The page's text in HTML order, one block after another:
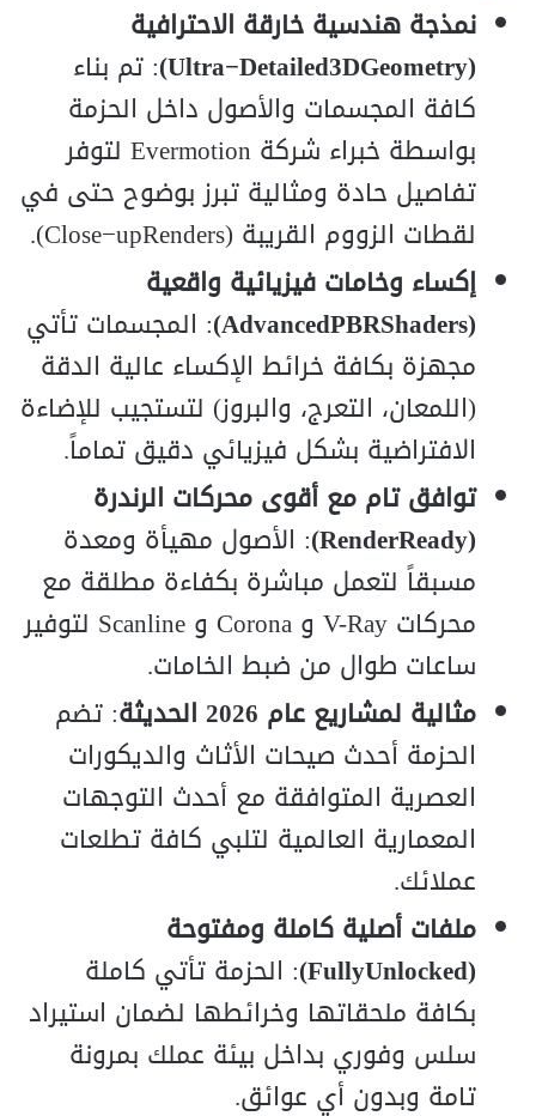
نمذجة هندسية خارقة الاحترافية
(Ultra−Detailed3DGeometry)
: تم بناء
كافة المجسمات والأصول داخل الحزمة
بواسطة خبراء شركة Evermotion لتوفر
تفاصيل حادة ومثالية تبرز بوضوح حتى في
لقطات الزووم القريبة (Close−upRenders).
إكساء وخامات فيزيائية واقعية
(AdvancedPBRShaders)
: المجسمات تأتي
مجهزة بكافة خرائط الإكساء عالية الدقة
(اللمعان، التعرج، والبروز) لتستجيب للإضاءة
الافتراضية بشكل فيزيائي دقيق تماماً.
توافق تام مع أقوى محركات الرندرة
(RenderReady)
: الأصول مهيأة ومعدة
مسبقاً لتعمل مباشرة بكفاءة مطلقة مع
محركات V-Ray و Corona و Scanline لتوفير
ساعات طوال من ضبط الخامات.
مثالية لمشاريع عام 2026 الحديثة
: تضم
الحزمة أحدث صيحات الأثاث والديكورات
العصرية المتوافقة مع أحدث التوجهات
المعمارية العالمية لتلبي كافة تطلعات
عملائك.
ملفات أصلية كاملة ومفتوحة
(FullyUnlocked)
: الحزمة تأتي كاملة
بكافة ملحقاتها وخرائطها لضمان استيراد
سلس وفوري بداخل بيئة عملك بمرونة
تامة وبدون أي عوائق.